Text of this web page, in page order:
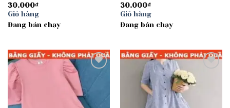
30.000₫
Giỏ hàng
Đang bán chạy
30.000₫
Giỏ hàng
Đang bán chạy
wishlist
Add to
wishlist